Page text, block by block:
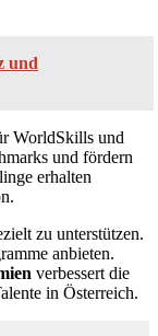
und
WorldSkills und
und fördern
erhalten
zu unterstützen.
anbieten.
verbessert die
in Österreich.